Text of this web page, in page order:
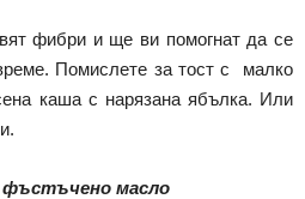
фибри и ще ви помогнат да се
Помислете за тост с малко
каша с нарязана ябълка. Или
фъстъчено масло